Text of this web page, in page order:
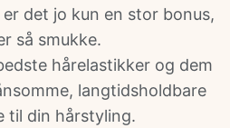
det jo kun en stor bonus,
så smukke.
hårelastikker og dem
langtidsholdbare
til din hårstyling.